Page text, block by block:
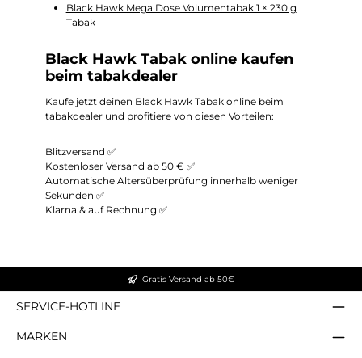
Black Hawk Mega Dose Volumentabak 1 × 230 g
Tabak
Black Hawk Tabak online kaufen
beim tabakdealer
Kaufe jetzt deinen Black Hawk Tabak online beim
tabakdealer und profitiere von diesen Vorteilen:
Blitzversand ✅
Kostenloser Versand ab 50 € ✅
Automatische Altersüberprüfung innerhalb weniger
Sekunden ✅
Klarna & auf Rechnung ✅
Gratis Versand ab 50€
SERVICE-HOTLINE
MARKEN